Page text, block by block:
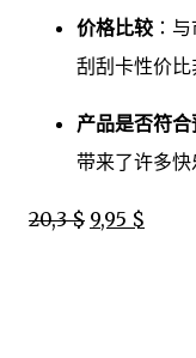
价格比较 ：
刮刮卡性价比
产品是否符合
带来了许多快
20,3 $ 9,95 $